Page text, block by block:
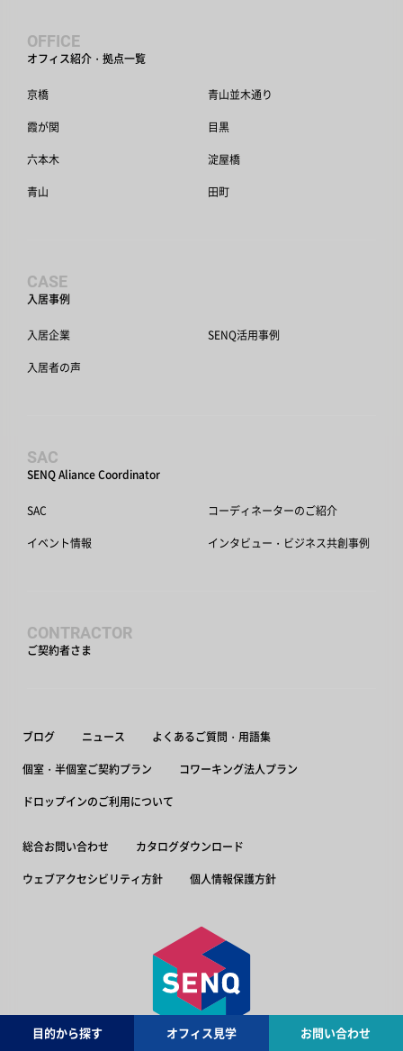
OFFICE
オフィス紹介・拠点一覧
京橋
霞が関
六本木
青山
青山並木通り
目黒
淀屋橋
田町
CASE
入居事例
入居企業
入居者の声
SENQ活用事例
SAC
SENQ Aliance Coordinator
SAC
イベント情報
コーディネーターのご紹介
インタビュー・ビジネス共創事例
CONTRACTOR
ご契約者さま
ブログ ニュース よくあるご質問・用語集
個室・半個室ご契約プラン コワーキング法人プラン
ドロップインのご利用について
総合お問い合わせ カタログダウンロード
ウェブアクセシビリティ方針 個人情報保護方針
目的から探す オフィス見学 お問い合わせ